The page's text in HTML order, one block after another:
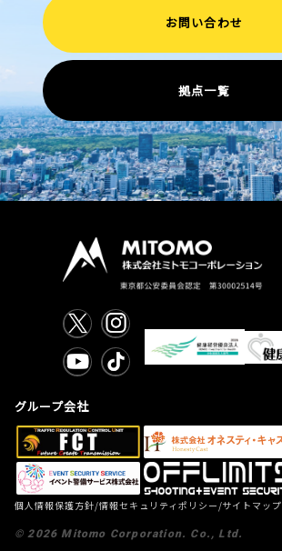
お問い合わせ
拠点一覧
グループ会社
個人情報保護方針/情報セキュリティポリシー /サイトマップ
©2026 Mitomo Corporation. Co., Ltd.